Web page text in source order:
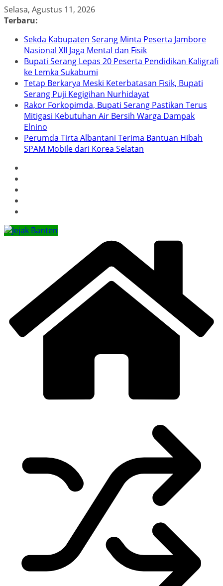
Skip
to
Selasa, Agustus 11, 2026
Terbaru:
Sekda Kabupaten Serang Minta Peserta Jambore
Nasional XII Jaga Mental dan Fisik
Bupati Serang Lepas 20 Peserta Pendidikan Kaligrafi
ke Lemka Sukabumi
Tetap Berkarya Meski Keterbatasan Fisik, Bupati
Serang Puji Kegigihan Nurhidayat
Rakor Forkopimda, Bupati Serang Pastikan Terus
Mitigasi Kebutuhan Air Bersih Warga Dampak
Elnino
Perumda Tirta Albantani Terima Bantuan Hibah
SPAM Mobile dari Korea Selatan